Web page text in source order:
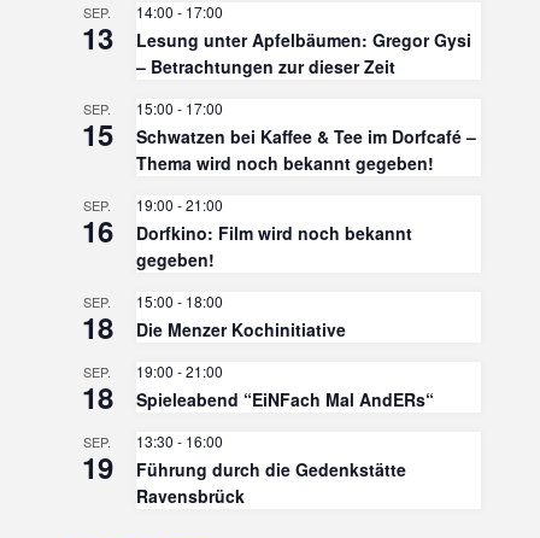
SEP.
13
14:00 - 17:00
Lesung unter Apfelbäumen: Gregor Gysi
– Betrachtungen zur dieser Zeit
SEP.
15
15:00 - 17:00
Schwatzen bei Kaffee & Tee im Dorfcafé –
Thema wird noch bekannt gegeben!
SEP.
16
19:00 -21:00
Dorfkino: Film wird noch bekannt
gegeben!
SEP.
18
15:00 - 18:00
Die Menzer Kochinitiative
SEP.
18
19:00 -21:00
Spieleabend “EiNFach Mal AndERs“
SEP.
19
13:30 - 16:00
Führung durch die Gedenkstätte
Ravensbrück